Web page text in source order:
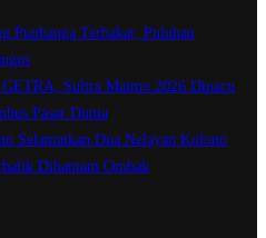
Puubanga Terbakar, Puluhan
Sultra Maimo 2026 Dipacu
Pasar Dunia
Selamatkan Dua Nelayan Kolono
Dihantam Ombak